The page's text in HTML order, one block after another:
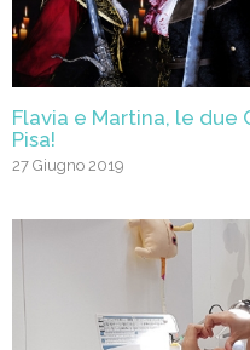
Flavia e Martina, le due
Pisa!
27 Giugno 2019